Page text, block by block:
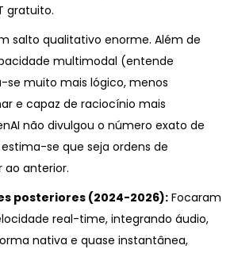
gratuito.
salto qualitativo enorme. Além de
multimodal (entende
se muito mais lógico, menos
e capaz de raciocínio mais
não divulgou o número exato de
se que seja ordens de
ao anterior.
posteriores (2024-2026): Focaram
real-time, integrando áudio,
nativa e quase instantânea,